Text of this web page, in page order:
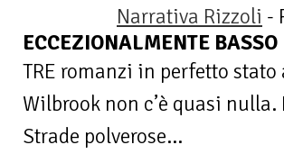
Narrativa Rizzoli -
ECCEZIONALMENTE BASSO
TRE romanzi in perfetto
Wilbrook non c’è quasi
Strade polverose...